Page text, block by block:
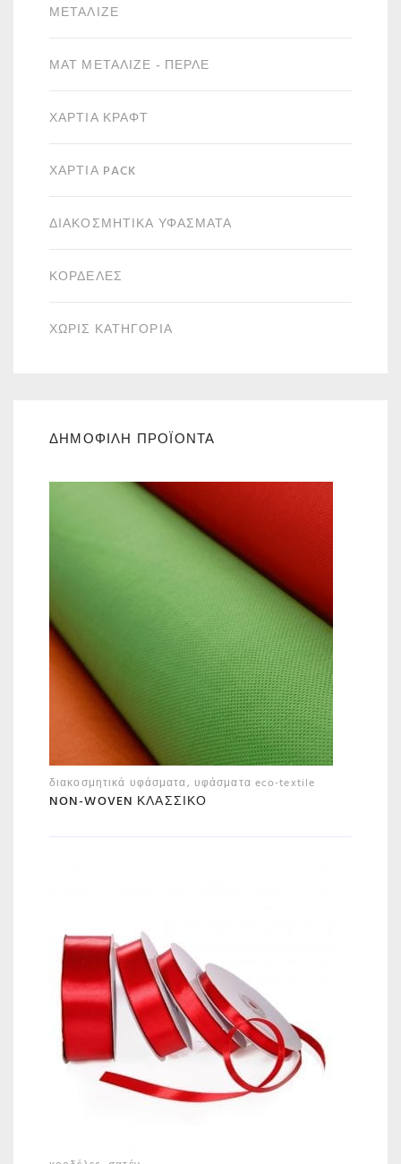
ΜΕΤΑΛΙΖΈ
ΜΑΤ ΜΕΤΑΛΙΖΈ - ΠΕΡΛΈ
ΧΑΡΤΙΆ ΚΡΑΦΤ
ΧΑΡΤΙΆ PACK
ΔΙΑΚΟΣΜΗΤΙΚΆ ΥΦΆΣΜΑΤΑ
ΚΟΡΔΈΛΕΣ
ΧΩΡΙΣ ΚΑΤΗΓΟΡΙΑ
ΔΗΜΟΦΙΛΗ ΠΡΟΪΟΝΤΑ
διακοσμητικά υφάσματα, υφάσματα eco-textile
NON-WOVEN ΚΛΑΣΣΙΚΌ